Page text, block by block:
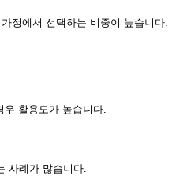
정에서 선택하는 비중이 높습니다.
우 활용도가 높습니다.
사례가 많습니다.